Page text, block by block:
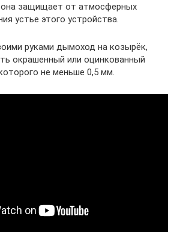
защищает от атмосферных
устье этого устройства.
руками дымоход на козырёк,
окрашенный или оцинкованный
не меньше 0,5 мм.